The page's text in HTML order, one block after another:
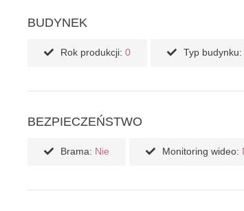
BUDYNEK
Rok produkcji: 0 Typ budynku:
BEZPIECZEŃSTWO
Brama: Nie Monitoring wideo: